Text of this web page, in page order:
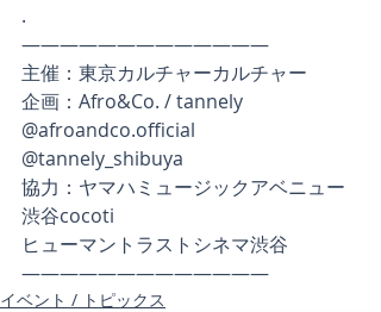
.
—————————————
主催：東京カルチャーカルチャー
企画：Afro&Co. / tannely
@afroandco.official
@tannely_shibuya
協力：ヤマハミュージックアベニュー
渋谷cocoti
ヒューマントラストシネマ渋谷
—————————————
イベント / トピックス